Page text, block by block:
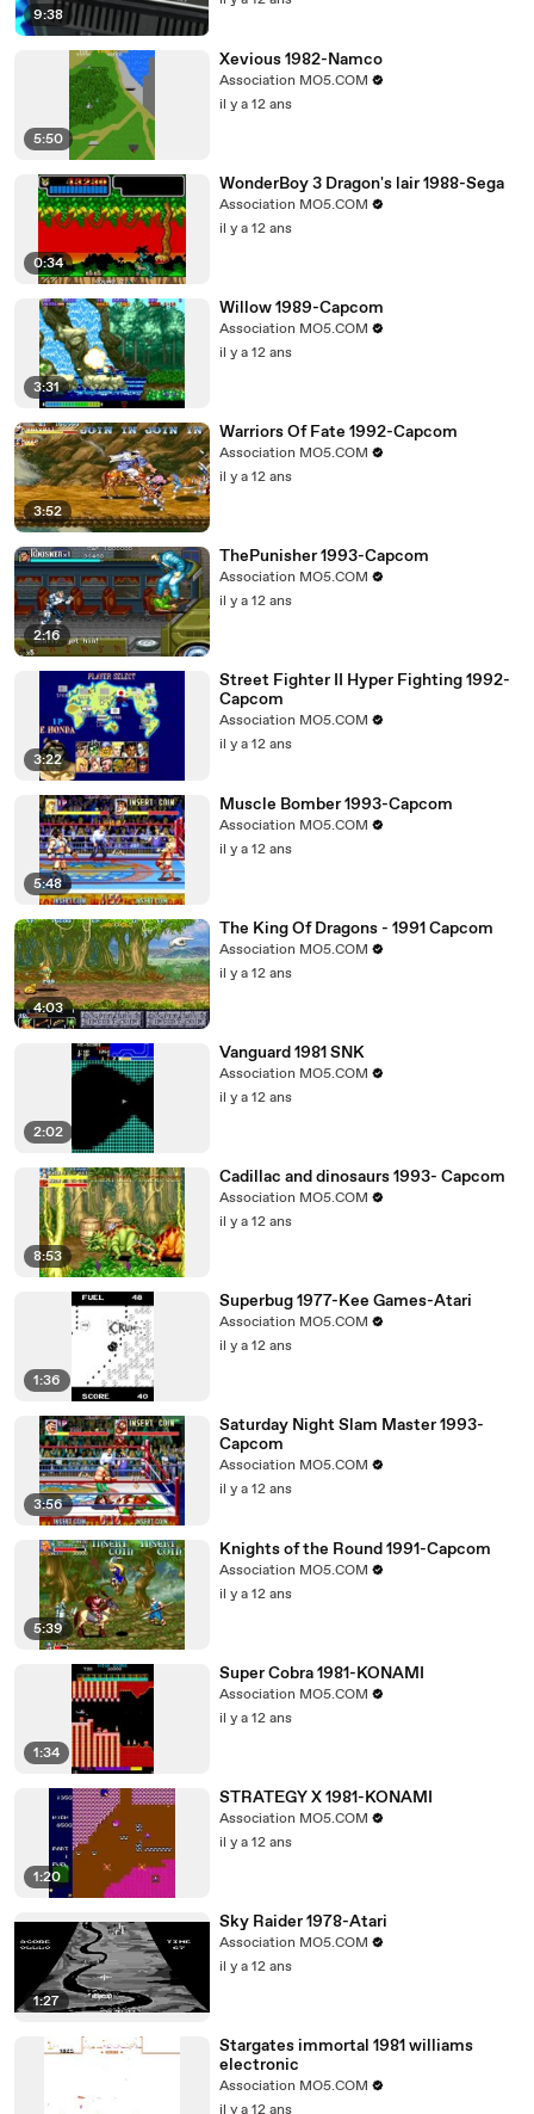
9:38
5:50
Xevious 1982-Namco
Association MO5.COM
il y a 12 ans
0:34
WonderBoy 3 Dragon's lair 1988-Sega
Association MO5.COM
il y a 12 ans
3:31
Willow 1989-Capcom
Association MO5.COM
il y a 12 ans
3:52
Warriors Of Fate 1992-Capcom
Association MO5.COM
il y a 12 ans
2:16
ThePunisher 1993-Capcom
Association MO5.COM
il y a 12 ans
3:22
Street Fighter II Hyper Fighting 1992-
Capcom
Association MO5.COM
il y a 12 ans
5:48
Muscle Bomber 1993-Capcom
Association MO5.COM
il y a 12 ans
4:03
The King Of Dragons - 1991 Capcom
Association MO5.COM
il y a 12 ans
2:02
Vanguard 1981 SNK
Association MO5.COM
il y a 12 ans
8:53
Cadillac and dinosaurs 1993- Capcom
Association MO5.COM
il y a 12 ans
1:36
Superbug 1977-Kee Games-Atari
Association MO5.COM
il y a 12 ans
3:56
Saturday Night Slam Master 1993-
Capcom
Association MO5.COM
il y a 12 ans
5:39
Knights of the Round 1991-Capcom
Association MO5.COM
il y a 12 ans
1:34
Super Cobra 1981-KONAMI
Association MO5.COM
il y a 12 ans
1:20
STRATEGY X 1981-KONAMI
Association MO5.COM
il y a 12 ans
1:27
Sky Raider 1978-Atari
Association MO5.COM
il y a 12 ans
Stargates immortal 1981 williams
electronic
Association MO5.COM